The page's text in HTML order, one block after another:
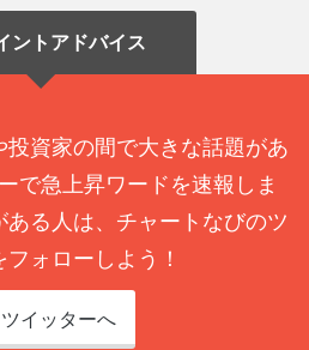
ントアドバイス
資家の間で大きな話題があ
で急上昇ワードを速報しま
る人は、チャートなびのツ
ォローしよう！
ツイッターへ